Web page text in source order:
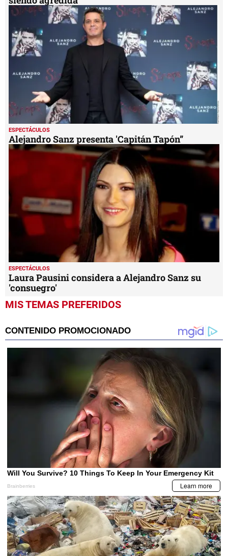
ESPECTÁCULOS
Alejandro Sanz defiende a una mujer que estaba
siendo agredida
ESPECTÁCULOS
Alejandro Sanz presenta 'Capitán Tapón”
Laura Pausini considera a Alejandro Sanz su
'consuegro'
MIS TEMAS PREFERIDOS